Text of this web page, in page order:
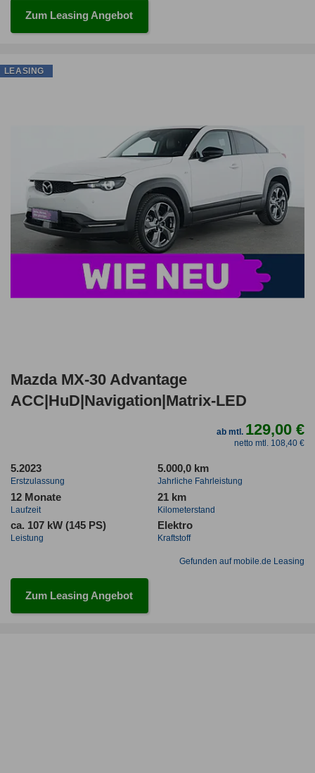
Zum Leasing Angebot
Mazda MX-30 Advantage
ACC|HuD|Navigation|Matrix-LED
ab mtl. 129,00 €
netto mtl. 108,40 €
5.2023
Erstzulassung
5.000,0 km
Jahrliche Fahrleistung
12 Monate
Laufzeit
21 km
Kilometerstand
ca. 107 kW (145 PS)
Leistung
Elektro
Kraftstoff
Gefunden auf mobile.de Leasing
Zum Leasing Angebot
LEASING